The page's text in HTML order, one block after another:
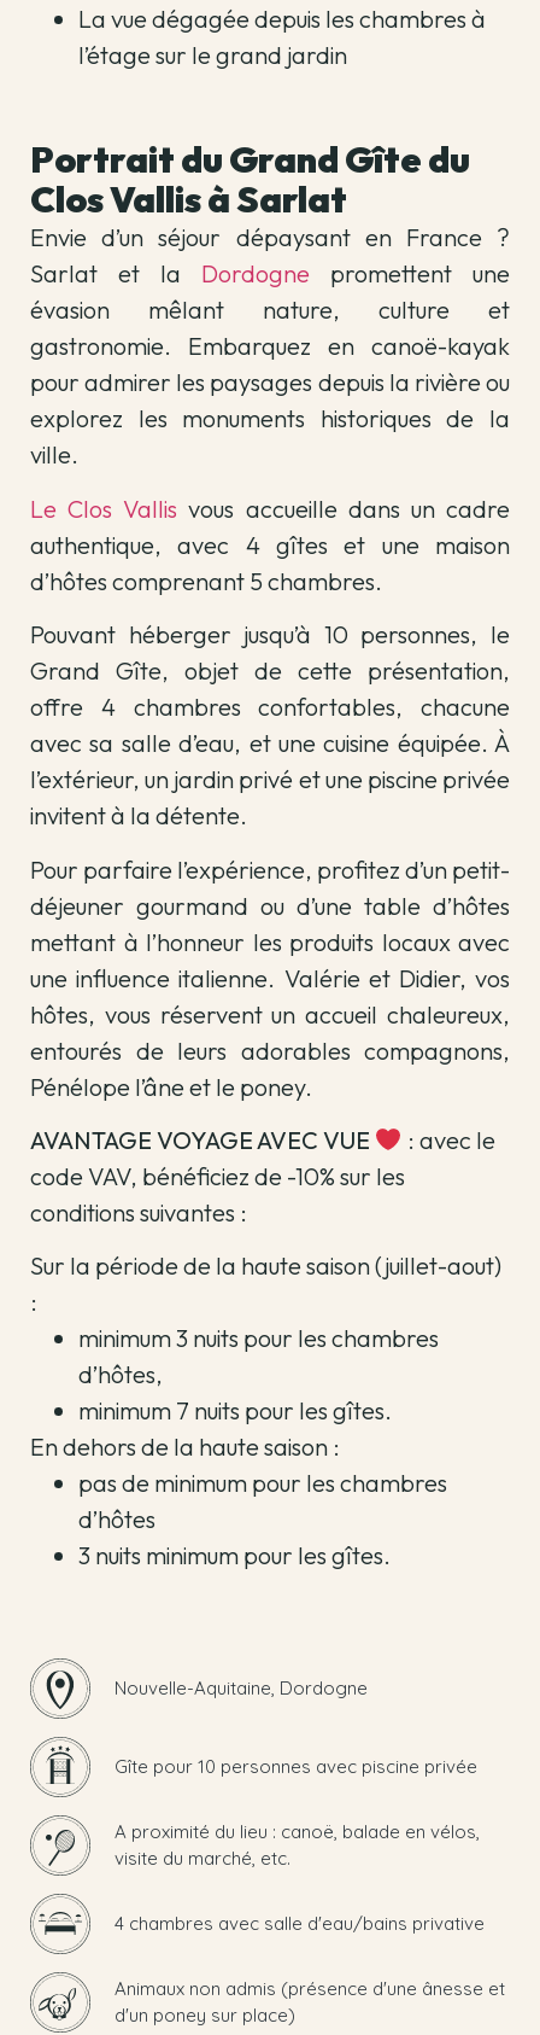
La vue dégagée depuis les chambres à
l’étage sur le grand jardin
Portrait du Grand Gîte du
Clos Vallis à Sarlat
Envie d’un séjour dépaysant en France ?
Sarlat et la Dordogne promettent une
évasion mêlant nature, culture et
gastronomie. Embarquez en canoë-kayak
pour admirer les paysages depuis la rivière ou
explorez les monuments historiques de la
ville.
Le Clos Vallis vous accueille dans un cadre
authentique, avec 4 gîtes et une maison
d’hôtes comprenant 5 chambres.
Pouvant héberger jusqu’à 10 personnes, le
Grand Gîte, objet de cette présentation,
offre 4 chambres confortables, chacune
avec sa salle d’eau, et une cuisine équipée. À
l’extérieur, un jardin privé et une piscine privée
invitent à la détente.
Pour parfaire l’expérience, profitez d’un petit-
déjeuner gourmand ou d’une table d’hôtes
mettant à l’honneur les produits locaux avec
une influence italienne. Valérie et Didier, vos
hôtes, vous réservent un accueil chaleureux,
entourés de leurs adorables compagnons,
Pénélope l’âne et le poney.
AVANTAGE VOYAGE AVEC VUE
: avec le
code VAV, bénéficiez de -10% sur les
conditions suivantes :
Sur la période de la haute saison (juillet-aout)
:
minimum 3 nuits pour les chambres
d’hôtes,
minimum 7 nuits pour les gîtes.
En dehors de la haute saison :
pas de minimum pour les chambres
d’hôtes
3 nuits minimum pour les gîtes.
Nouvelle-Aquitaine, Dordogne
Gîte pour 10 personnes avec piscine privée
A proximité du lieu : canoë, balade en vélos,
visite du marché, etc.
4 chambres avec salle d'eau/bains privative
Animaux non admis (présence d'une ânesse et
d'un poney sur place)